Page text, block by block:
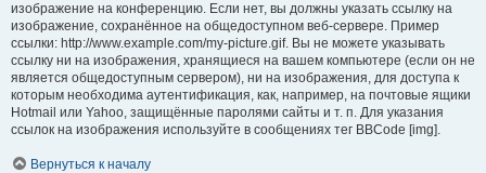
изображение на конференцию. Если нет, вы должны указать ссылку на
изображение, сохранённое на общедоступном веб-сервере. Пример
ссылки: http://www.example.com/my-picture.gif. Вы не можете указывать
ссылку ни на изображения, хранящиеся на вашем компьютере (если он не
является общедоступным сервером), ни на изображения, для доступа к
которым необходима аутентификация, как, например, на почтовые ящики
Hotmail или Yahoo, защищённые паролями сайты и т. п. Для указания
ссылок на изображения используйте в сообщениях тег BBCode [img].
Вернуться к началу